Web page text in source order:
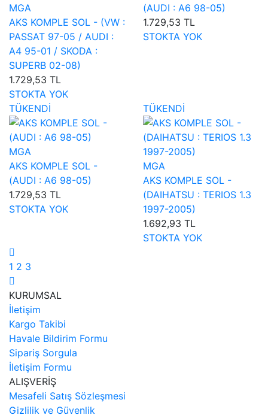
MGA
AKS KOMPLE SOL - (VW :
PASSAT 97-05 / AUDI :
A4 95-01 / SKODA :
SUPERB 02-08)
1.729,53 TL
STOKTA YOK
(AUDI : A6 98-05)
1.729,53 TL
STOKTA YOK
TÜKENDİ
MGA
AKS KOMPLE SOL -
(AUDI : A6 98-05)
1.729,53 TL
STOKTA YOK
TÜKENDİ
MGA
AKS KOMPLE SOL -
(DAIHATSU : TERIOS 1.3
1997-2005)
1.692,93 TL
STOKTA YOK
1 2 3
KURUMSAL
İletişim
Kargo Takibi
Havale Bildirim Formu
Sipariş Sorgula
İletişim Formu
ALIŞVERİŞ
Mesafeli Satış Sözleşmesi
Gizlilik ve Güvenlik